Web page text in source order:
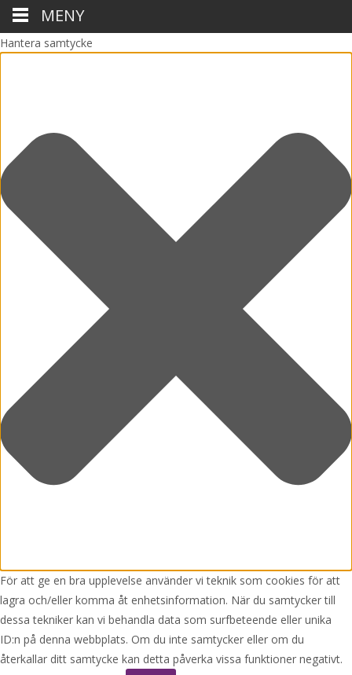
Hantera samtycke
För att ge en bra upplevelse använder vi teknik som cookies för att
lagra och/eller komma åt enhetsinformation. När du samtycker till
dessa tekniker kan vi behandla data som surfbeteende eller unika
ID:n på denna webbplats. Om du inte samtycker eller om du
återkallar ditt samtycke kan detta påverka vissa funktioner negativt.
MENY